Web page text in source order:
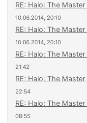
RE: Halo: The
10.06.2014, 20:10
RE: Halo: The
10.06.2014, 20:10
RE: Halo: The
21:42
RE: Halo: The
22:54
RE: Halo: The
08:55